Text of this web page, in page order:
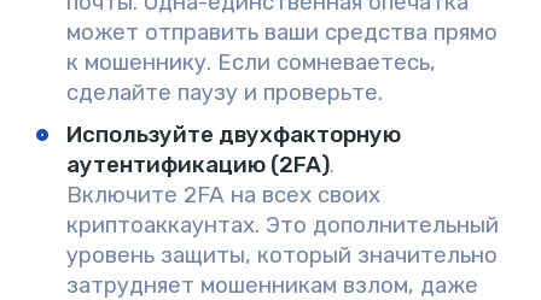
может отправить ваши средства прямо
к мошеннику. Если сомневаетесь,
сделайте паузу и проверьте.
Используйте двухфакторную
аутентификацию (2FA).
Включите 2FA на всех своих
криптоаккаунтах. Это дополнительный
уровень защиты, который значительно
затрудняет мошенникам взлом, даже